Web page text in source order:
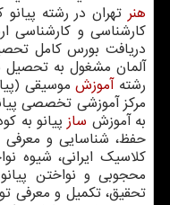
هنر تهران در رشته
دریافت بورس كامل
آلمان مشغول به تحصیل
رشتهآموزشموسیقی
مركز آموزشی تخصصی
به آموزش ساز پیانو به
حفظ، شناسایی و معرفی
كلاسیك ایرانی، شیوه
محجوبی و نواختن
تحقیق، تكمیل و معرفی